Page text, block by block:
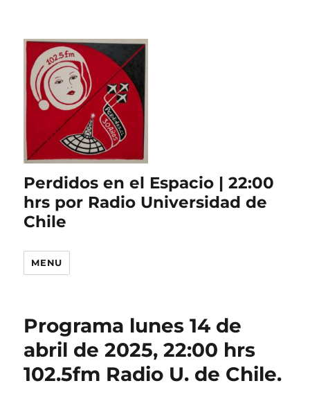
Perdidos en el Espacio | 22:00
hrs por Radio Universidad de
Chile
MENU
Programa lunes 14 de
abril de 2025, 22:00 hrs
102.5fm Radio U. de Chile.